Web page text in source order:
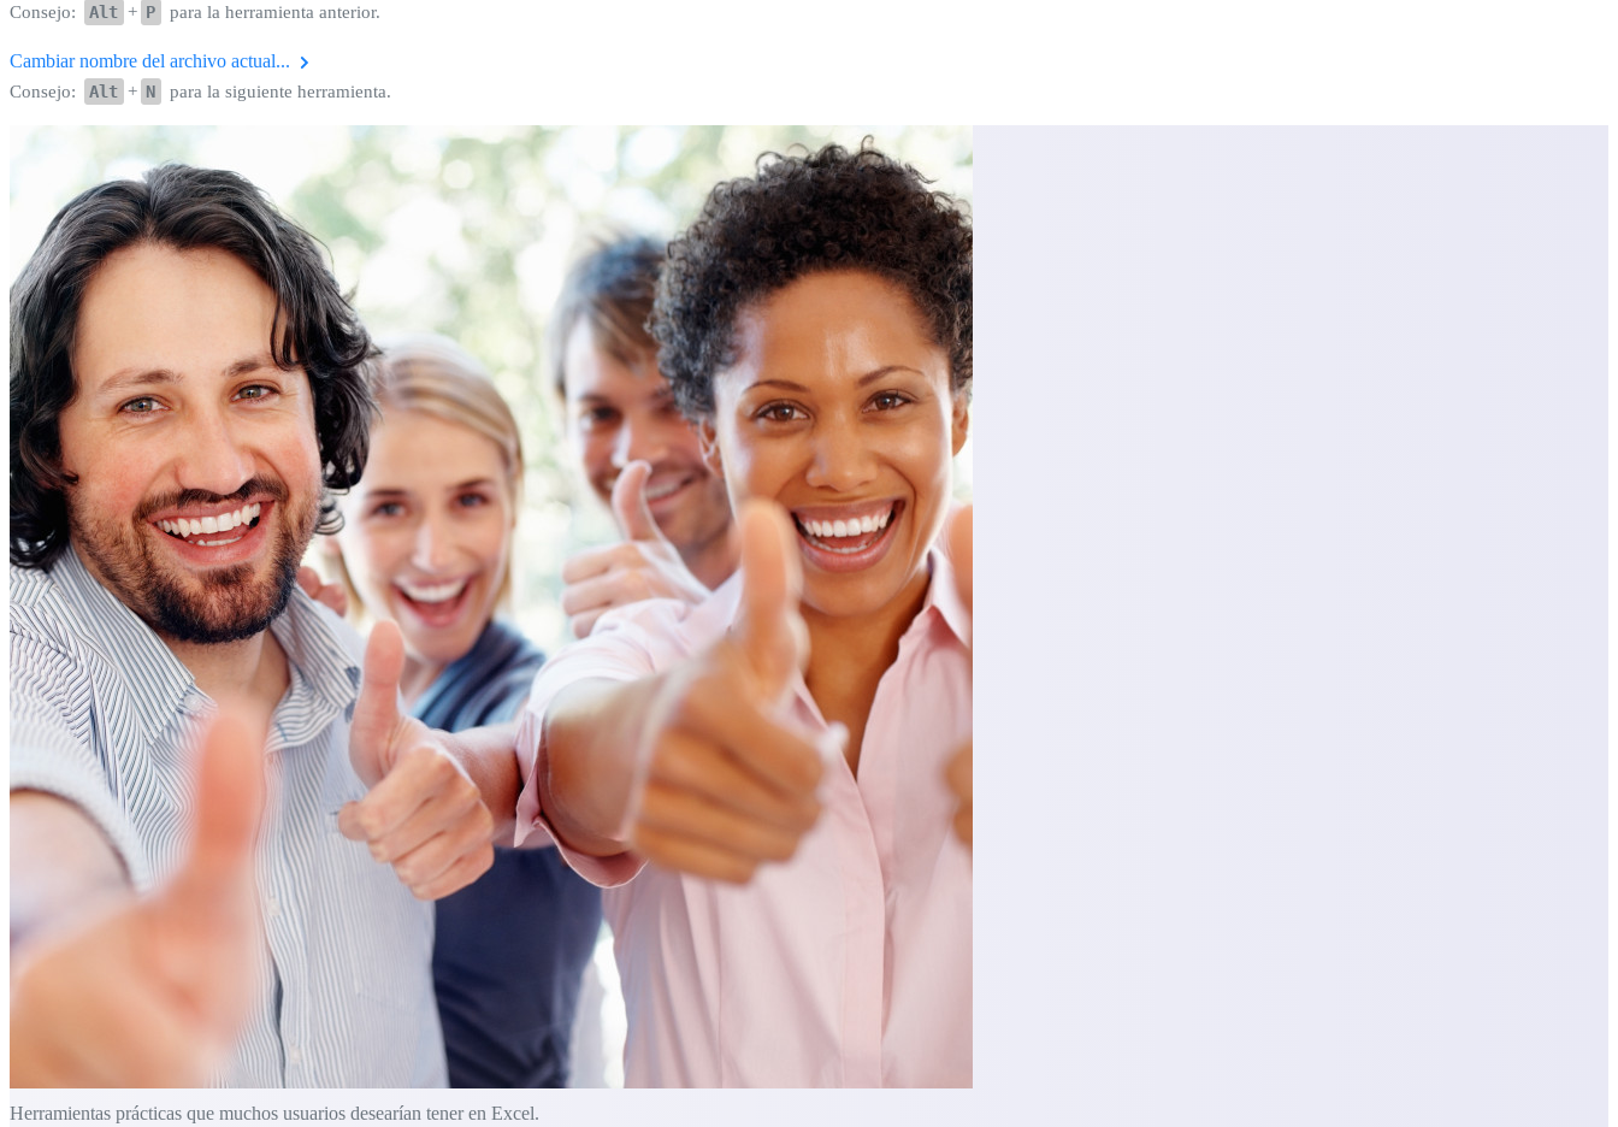
Consejo: Alt + P para la herramienta anterior.
Cambiar nombre del archivo actual...
Consejo: Alt + N para la siguiente herramienta.
Herramientas prácticas que muchos usuarios desearían tener en Excel.